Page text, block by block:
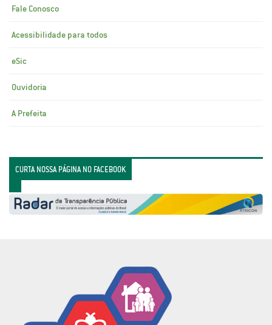
Fale Conosco
Acessibilidade para todos
eSic
Ouvidoria
A Prefeita
CURTA NOSSA PÁGINA NO FACEBOOK